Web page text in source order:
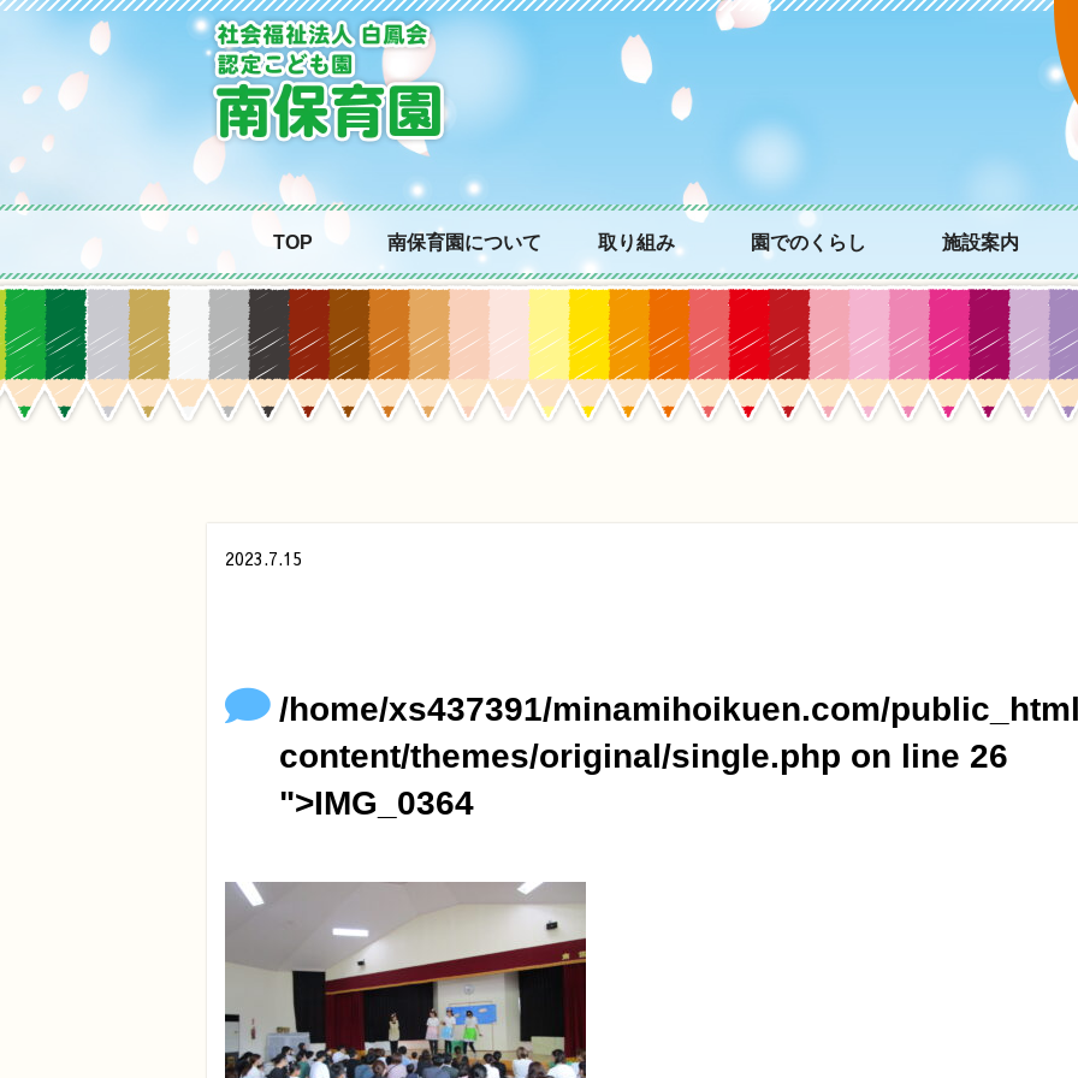
TOP 南保育園について 取り組み 園でのくらし 施設案内
2023.7.15
/home/xs437391/minamihoikuen.com/
content/themes/original/single.php on line 26
">IMG_0364